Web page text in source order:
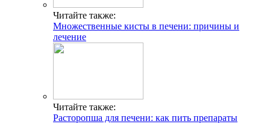
Читайте также:
Множественные кисты в печени: причины и
лечение
Читайте также:
Расторопша для печени: как пить препараты